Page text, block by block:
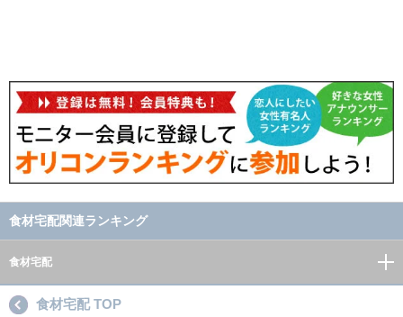
食材宅配関連ランキング
食材宅配
食材宅配 TOP